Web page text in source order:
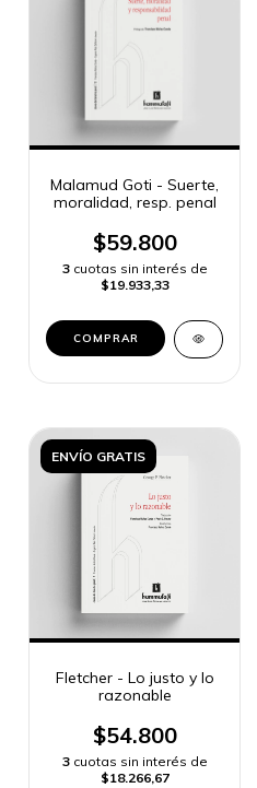
Malamud Goti - Suerte,
moralidad, resp. penal
$59.800
3 cuotas sin interés de
$19.933,33
ENVÍO GRATIS
Fletcher - Lo justo y lo
razonable
$54.800
3 cuotas sin interés de
$18.266,67